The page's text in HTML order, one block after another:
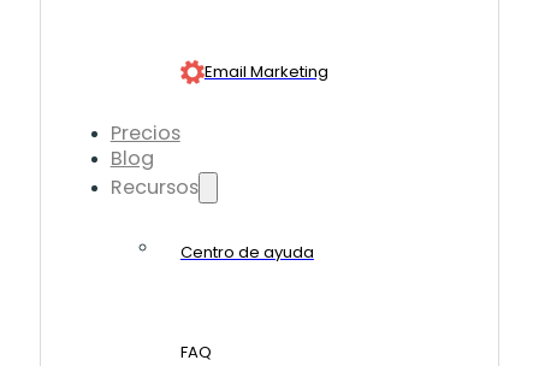
Email Marketing
Precios
Blog
Recursos
Centro de ayuda
FAQ